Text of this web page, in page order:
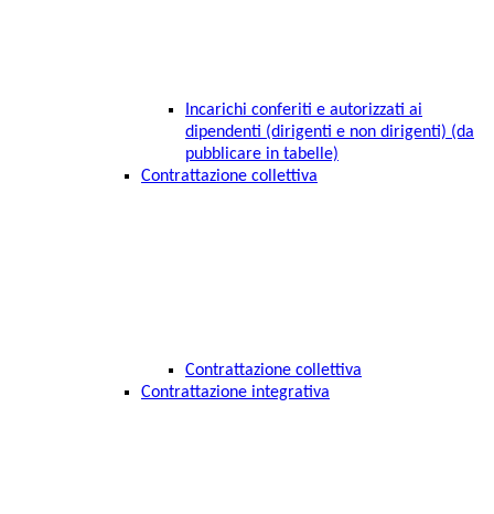
Incarichi conferiti e autorizzati ai
dipendenti (dirigenti e non dirigenti) (da
pubblicare in tabelle)
Contrattazione collettiva
Contrattazione collettiva
Contrattazione integrativa